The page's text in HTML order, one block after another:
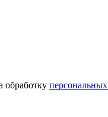
обработку